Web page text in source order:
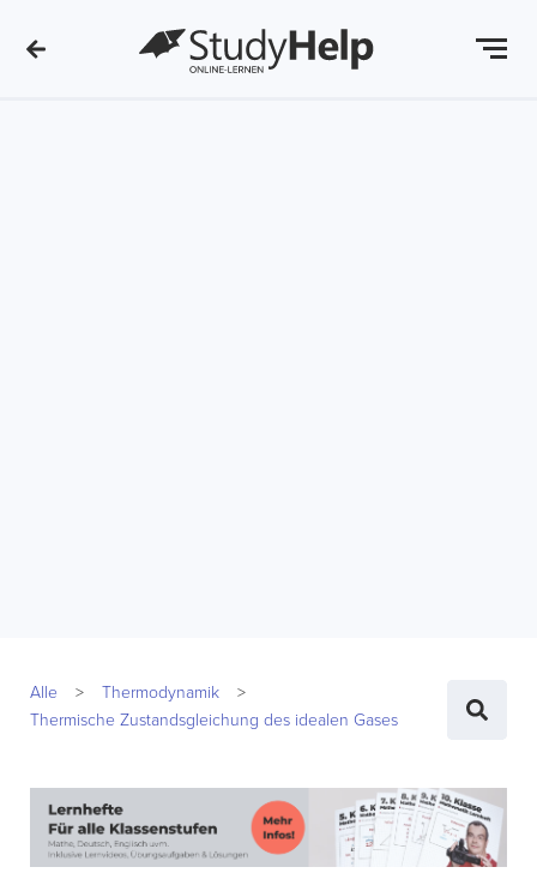
Alle
Thermodynamik
Thermische Zustandsgleichung des idealen Gases